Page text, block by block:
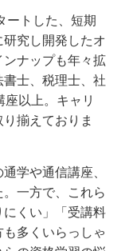
ートした、短期
究し開発したオ
ナップも年々拡
士、税理士、社
以上。キャリ
揃えておりま
学や通信講座、
一方で、これら
くい」「受講料
多くいらっしゃ